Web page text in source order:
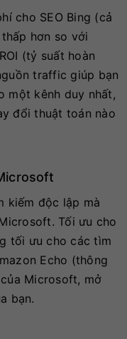
cho SEO Bing (cả
hơn so với
(tỷ suất hoàn
traffic giúp bạn
một kênh duy nhất,
đổi thuật toán nào
kiếm độc lập mà
Tối ưu cho
tối ưu cho các tìm
Echo (thông
Microsoft, mở
bạn.